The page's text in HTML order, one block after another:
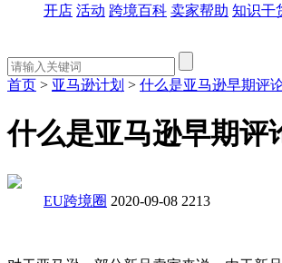
开店 活动 跨境百科 卖家帮助 知识干
首页 > 亚马逊计划 > 什么是亚马逊早期评
什么是亚马逊早期评
EU跨境圈 2020-09-08 2213